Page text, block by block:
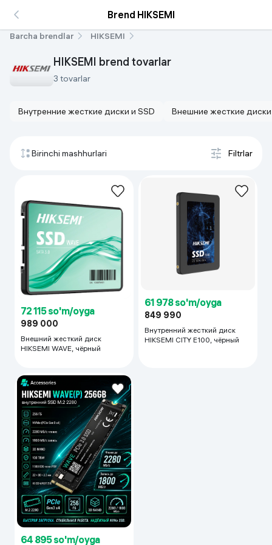
Brend HIKSEMI
Barcha brendlar HIKSEMI
HIKSEMI brend tovarlar
3 tovarlar
Внутренние жесткие диски и SSD Внешние жесткие диски
Birinchi mashhurlari Filtrlar
72 115 so'm/oyga
989 000
Внешний жесткий диск
HIKSEMI WAVE, чёрный
61 978 so'm/oyga
849 990
Внутренний жесткий диск
HIKSEMI CITY E100, чёрный
64 895 so'm/oyga